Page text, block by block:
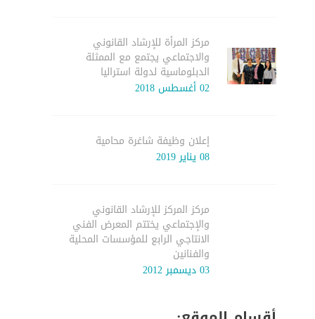
مركز المرأة للإرشاد القانوني
والاجتماعي يجتمع مع الممثلة
الدبلوماسية لدولة استراليا
02 أغسطس 2018
إعلان وظيفة شاغرة محامية
08 يناير 2019
مركز المركز للإرشاد القانوني
والإجتماعي يختتم المعرض الفني
الانتاجي الرابع للمؤسسات المحلية
والفنانين
03 ديسمبر 2012